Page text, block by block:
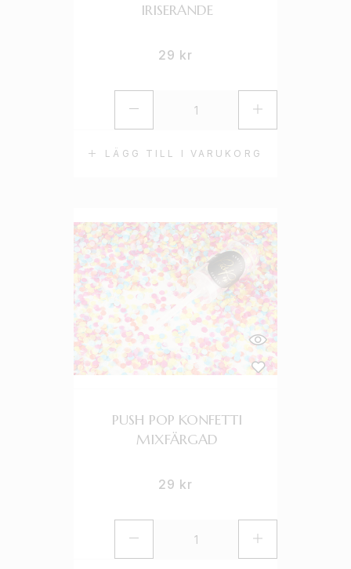
LÄGG TILL I VARUKORG
IRISERANDE
29 kr
PUSH POP KONFETTI
MIXFÄRGAD
29 kr